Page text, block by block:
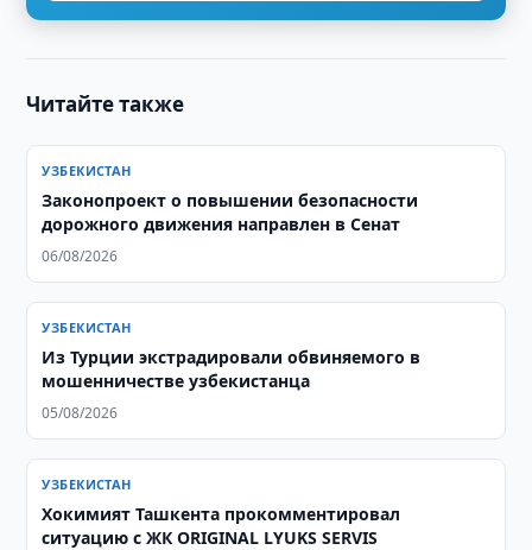
Читайте также
УЗБЕКИСТАН
Законопроект о повышении безопасности
дорожного движения направлен в Сенат
06/08/2026
УЗБЕКИСТАН
Из Турции экстрадировали обвиняемого в
мошенничестве узбекистанца
05/08/2026
УЗБЕКИСТАН
Хокимият Ташкента прокомментировал
ситуацию с ЖК ORIGINAL LYUKS SERVIS